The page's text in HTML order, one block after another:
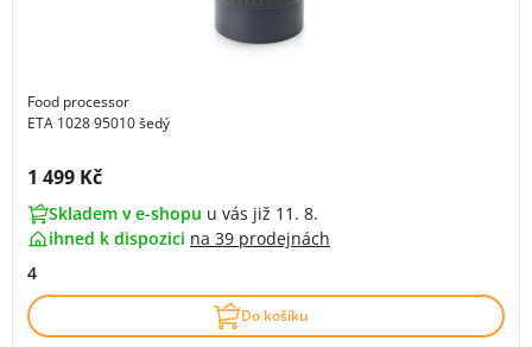
Food processor
ETA 1028 95010 šedý
Cena s DPH:
1 499 Kč
Skladem v e-shopu u vás již 11. 8.
ihned k dispozici na 39 prodejnách
4
Do košíku